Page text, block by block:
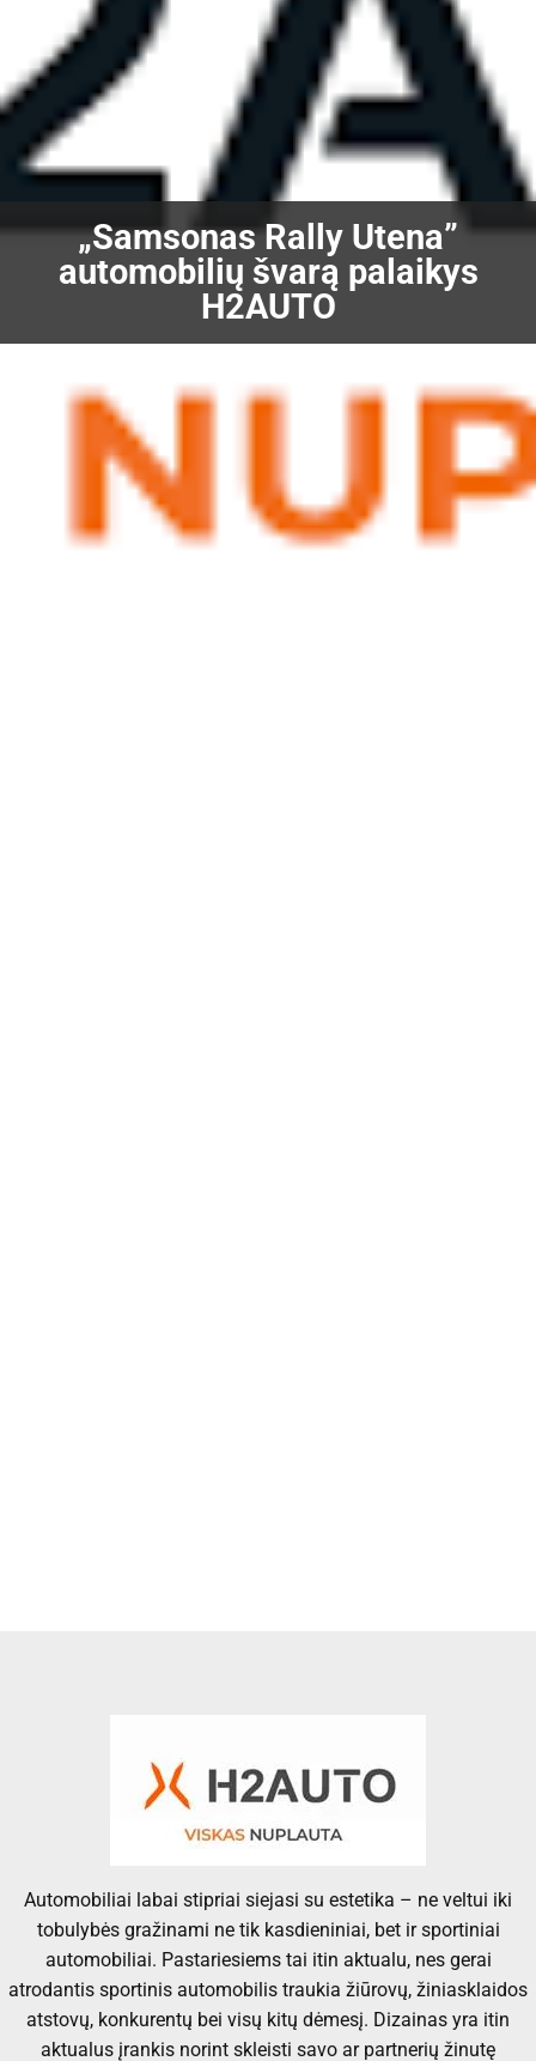
„Samsonas Rally Utena”
automobilių švarą palaikys
H2AUTO
Automobiliai labai stipriai siejasi su estetika – ne veltui iki
tobulybės gražinami ne tik kasdieniniai, bet ir sportiniai
automobiliai. Pastariesiems tai itin aktualu, nes gerai
atrodantis sportinis automobilis traukia žiūrovų, žiniasklaidos
atstovų, konkurentų bei visų kitų dėmesį. Dizainas yra itin
aktualus įrankis norint skleisti savo ar partnerių žinutę